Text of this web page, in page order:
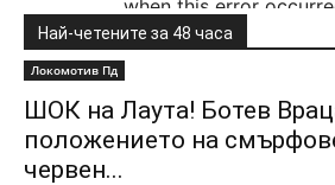
Най-четените за 48 часа
Локомотив Пд
ШОК на Лаута! Ботев
положението на
червен...